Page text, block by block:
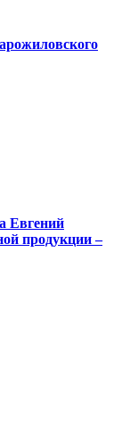
Евгений
продукции –